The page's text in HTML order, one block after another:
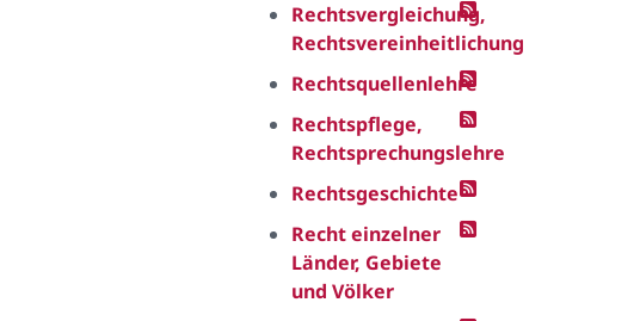
Rechtsvergleichung,
Rechtsvereinheitlichung
Rechtsquellenlehre
Rechtspflege,
Rechtsprechungslehre
Rechtsgeschichte
Recht einzelner
Länder, Gebiete
und Völker